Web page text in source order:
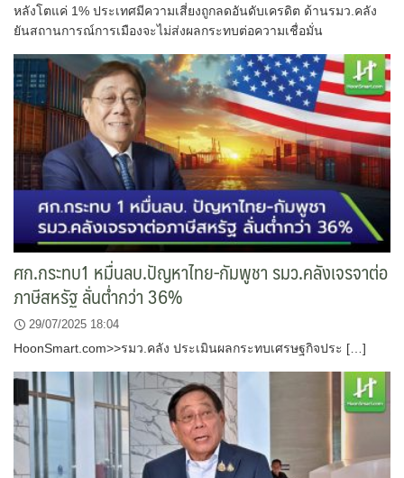
หลังโตแค่ 1% ประเทศมีความเสี่ยงถูกลดอันดับเครดิต ด้านรมว.คลัง
ยันสถานการณ์การเมืองจะไม่ส่งผลกระทบต่อความเชื่อมั่น
ศก.กระทบ1 หมื่นลบ.ปัญหาไทย-กัมพูชา รมว.คลังเจรจาต่อ
ภาษีสหรัฐ ลั่นต่ำกว่า 36%
29/07/2025 18:04
HoonSmart.com>>รมว.คลัง ประเมินผลกระทบเศรษฐกิจประ […]